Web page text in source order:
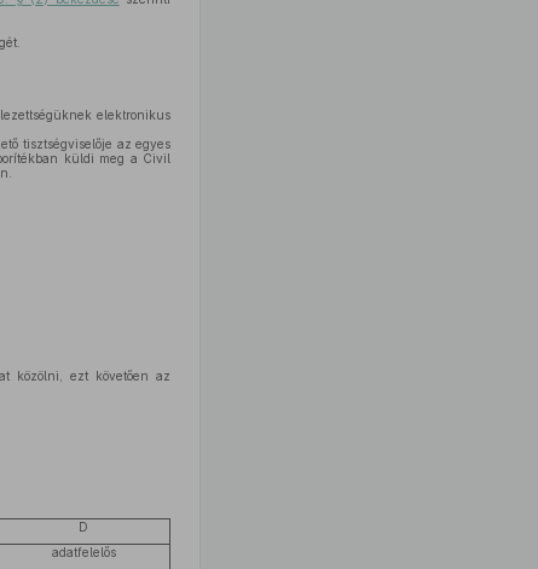
elektronikus
tisztségviselője az egyes
küldi meg a Civil
közölni, ezt követően az
D
adatfelelős